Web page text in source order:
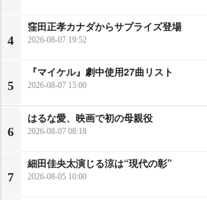
4
窪田正孝カナダからサプライズ登場
2026-08-07 19:52
5
『マイケル』劇中使用27曲リスト
2026-08-07 15:00
6
はるな愛、映画で初の母親役
2026-08-07 08:18
7
細田佳央太演じる涼は“現代の彰”
2026-08-05 10:00